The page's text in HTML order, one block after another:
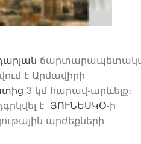
է Արմավիրի
3 կմ հարավ-արևելք։
է ՅՈՒՆԵՍԿՕ-ի
արժեքների